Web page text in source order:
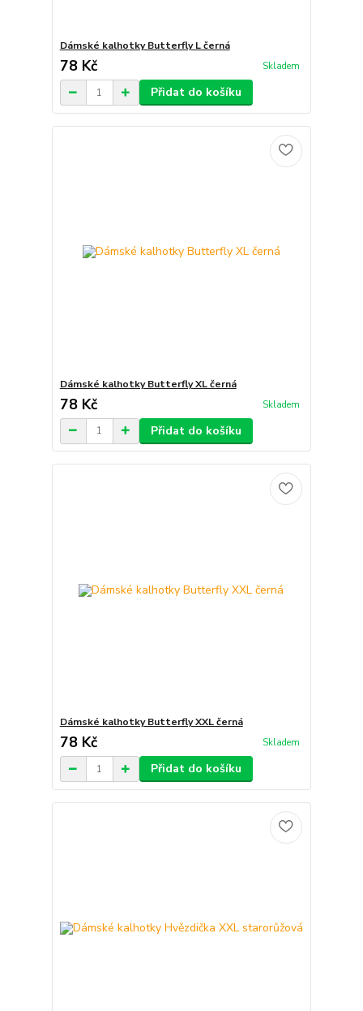
Dámské kalhotky Butterfly L černá
78 Kč Skladem
Přidat do košíku
Dámské kalhotky Butterfly XL černá
78 Kč Skladem
Přidat do košíku
Dámské kalhotky Butterfly XXL černá
78 Kč Skladem
Přidat do košíku